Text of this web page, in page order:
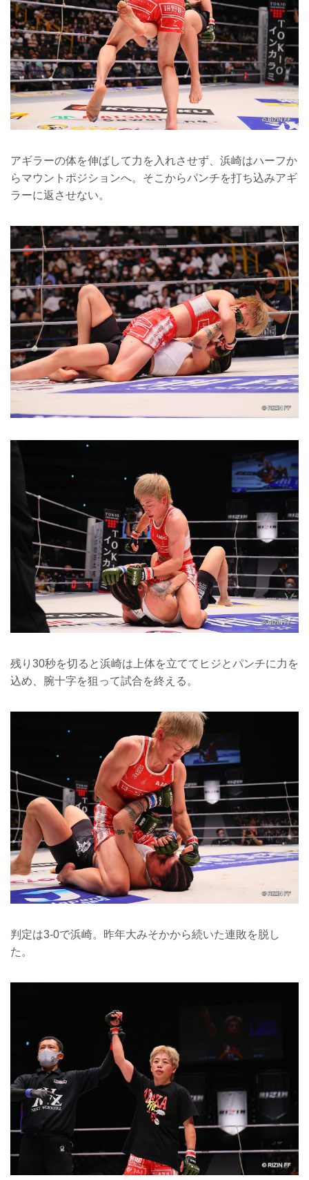
アギラーの体を伸ばして力を入れさせず、浜崎はハーフか
らマウントポジションへ。そこからパンチを打ち込みアギ
ラーに返させない。
残り30秒を切ると浜崎は上体を立ててヒジとパンチに力を
込め、腕十字を狙って試合を終える。
判定は3-0で浜崎。昨年大みそかから続いた連敗を脱し
た。